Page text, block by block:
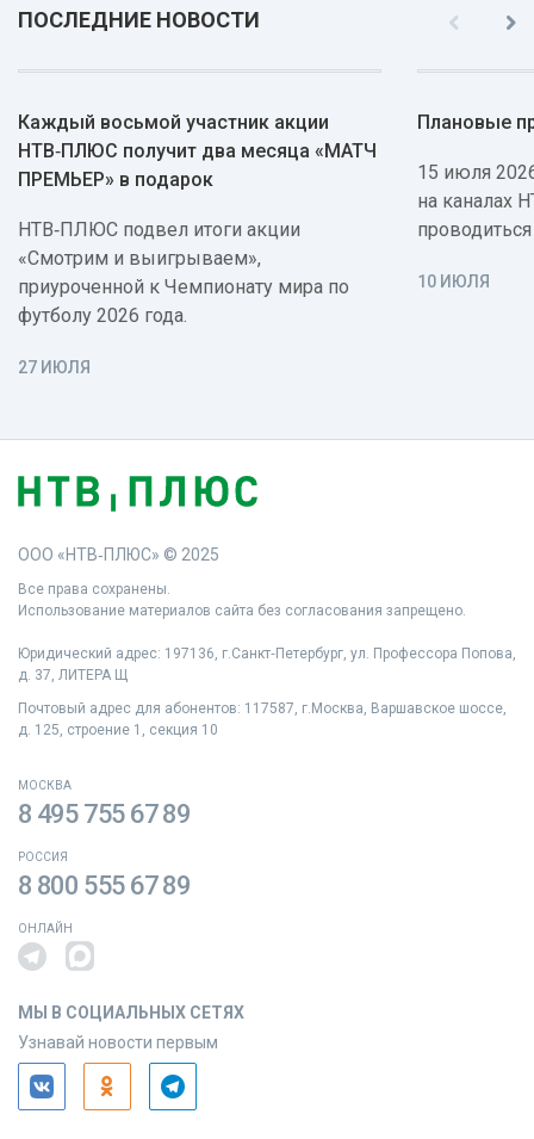
ПОСЛЕДНИЕ НОВОСТИ
Каждый восьмой участник акции
НТВ‑ПЛЮС получит два месяца «МАТЧ
ПРЕМЬЕР» в подарок
НТВ‑ПЛЮС подвел итоги акции
«Смотрим и выигрываем»,
приуроченной к Чемпионату мира по
футболу 2026 года.
27 ИЮЛЯ
Плановые
15 июля
на каналах
10 ИЮЛЯ
ООО «НТВ‑ПЛЮС» © 2025
Все права сохранены.
Использование материалов сайта без согласования запрещено.
Юридический адрес: 197136, г.Санкт‑Петербург, ул. Профессора Попова,
д. 37, ЛИТЕРА Щ
Почтовый адрес для абонентов: 117587, г.Москва, Варшавское шоссе,
д. 125, строение 1, секция 10
МОСКВА
8 495 755 67 89
РОССИЯ
8 800 555 67 89
ОНЛАЙН
МЫ В СОЦИАЛЬНЫХ СЕТЯХ
Узнавай новости первым